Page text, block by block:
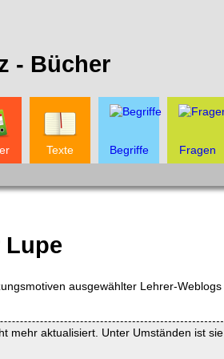
- Bücher
Texte Begriffe Fragen
Lupe
ausgewählter Lehrer-Weblogs
mehr aktualisiert. Unter Umständen ist sie